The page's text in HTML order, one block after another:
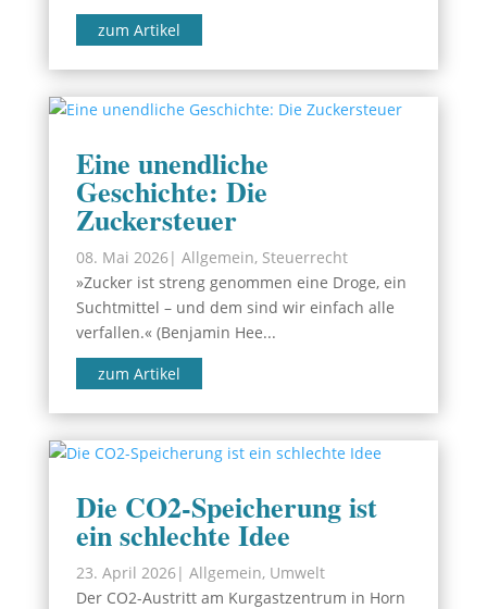
zum Artikel
Eine unendliche
Geschichte: Die
Zuckersteuer
08. Mai 2026| Allgemein, Steuerrecht
»Zucker ist streng genommen eine Droge, ein
Suchtmittel – und dem sind wir einfach alle
verfallen.« (Benjamin Hee...
zum Artikel
Die CO2-Speicherung ist
ein schlechte Idee
23. April 2026| Allgemein, Umwelt
Der CO2-Austritt am Kurgastzentrum in Horn